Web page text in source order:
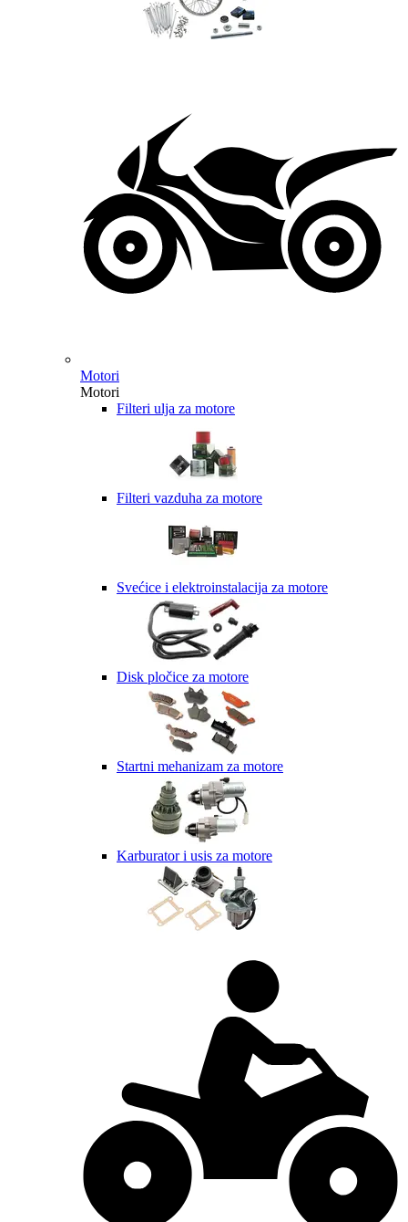
Motori
Motori
Filteri ulja za motore
Filteri vazduha za motore
Svećice i elektroinstalacija za motore
Disk pločice za motore
Startni mehanizam za motore
Karburator i usis za motore